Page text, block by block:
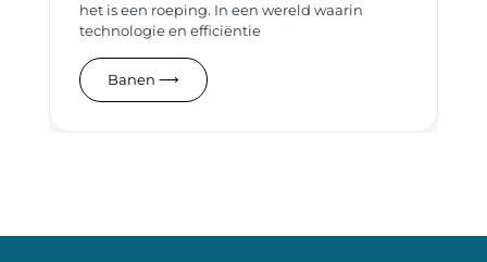
het is een roeping. In een wereld waarin
technologie en efficiëntie
Banen ⟶